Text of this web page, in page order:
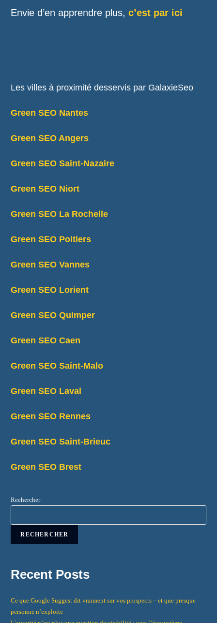
Envie d’en apprendre plus, c’est par ici
Les villes à proximité desservis par GalaxieSeo
Green SEO Nantes
Green SEO Angers
Green SEO Saint-Nazaire
Green SEO Niort
Green SEO La Rochelle
Green SEO Poitiers
Green SEO Vannes
Green SEO Lorient
Green SEO Quimper
Green SEO Caen
Green SEO Saint-Malo
Green SEO Laval
Green SEO Rennes
Green SEO Saint-Brieuc
Green SEO Brest
Rechercher
RECHERCHER
Recent Posts
Ce que Google Suggest dit vraiment sur vos prospects – et que presque
personne n’exploite